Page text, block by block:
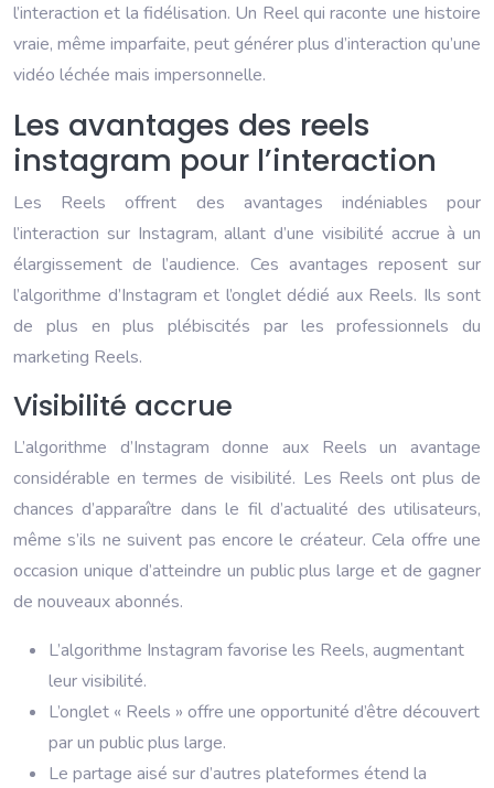
l’interaction et la fidélisation. Un Reel qui raconte une histoire
vraie, même imparfaite, peut générer plus d’interaction qu’une
vidéo léchée mais impersonnelle.
Les avantages des reels
instagram pour l’interaction
Les Reels offrent des avantages indéniables pour
l’interaction sur Instagram, allant d’une visibilité accrue à un
élargissement de l’audience. Ces avantages reposent sur
l’algorithme d’Instagram et l’onglet dédié aux Reels. Ils sont
de plus en plus plébiscités par les professionnels du
marketing Reels.
Visibilité accrue
L’algorithme d’Instagram donne aux Reels un avantage
considérable en termes de visibilité. Les Reels ont plus de
chances d’apparaître dans le fil d’actualité des utilisateurs,
même s’ils ne suivent pas encore le créateur. Cela offre une
occasion unique d’atteindre un public plus large et de gagner
de nouveaux abonnés.
L’algorithme Instagram favorise les Reels, augmentant
leur visibilité.
L’onglet « Reels » offre une opportunité d’être découvert
par un public plus large.
Le partage aisé sur d’autres plateformes étend la